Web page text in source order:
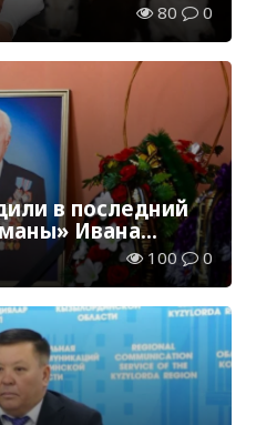
80 0
в последний
Ивана
100 0